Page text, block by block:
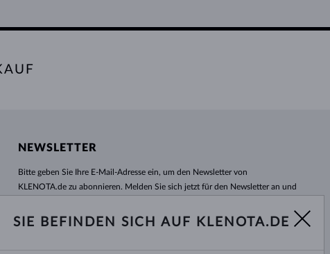
NEWSLETTER
Bitte geben Sie Ihre E-Mail-Adresse ein, um den Newsletter von
KLENOTA.de zu abonnieren. Melden Sie sich jetzt für den Newsletter an und
kein Sonderangebot mehr!
SIE BEFINDEN SICH AUF KLENOTA.DE